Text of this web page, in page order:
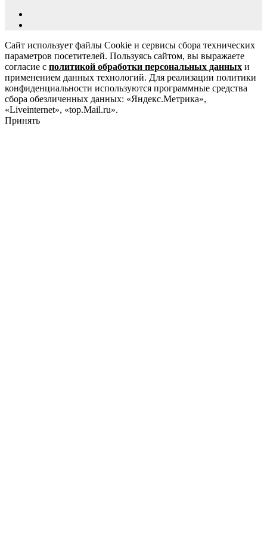
Сайт использует файлы Cookie и сервисы сбора технических
параметров посетителей. Пользуясь сайтом, вы выражаете
согласие с политикой обработки персональных данных и
применением данных технологий. Для реализации политики
конфиденциальности используются программные средства
сбора обезличенных данных: «Яндекс.Метрика»,
«Liveinternet», «top.Mail.ru».
Принять